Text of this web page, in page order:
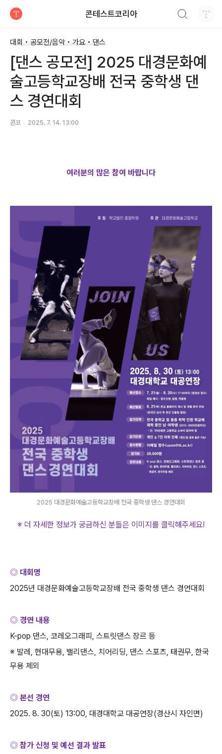
콘테스트코리아
대회 • 공모전/음악 • 가요 • 댄스
[댄스 공모전] 2025 대경문화예
술고등학교장배 전국 중학생 댄
스 경연대회
콘코 2025. 7. 14. 13:00
여러분의 많은 참여 바랍니다
2025 대경문화예술고등학교장배 전국 중학생 댄스 경연대회
※ 더 자세한 정보가 궁금하신 분들은 이미지를 클릭해주세요!
◎ 대회명
2025년 대경문화예술고등학교장배 전국 중학생 댄스 경연대회
◎ 경연 내용
K-pop 댄스, 코레오그래피 , 스트릿댄스 장르 등
※ 발레 , 현대무용, 밸리댄스, 치어리딩, 댄스 스포츠, 태권무, 한국
무용 제외
◎ 본선 경연
2025. 8. 30(토) 13:00, 대경대학교 대공연장(경산시 자인면)
◎ 참가 신청 및 예선 결과 발표